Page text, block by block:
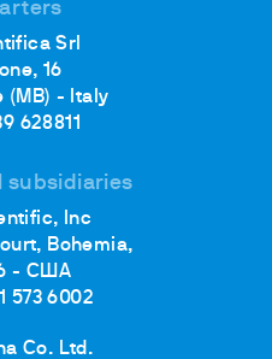
Srl
16
(MB) - Italy
628811
subsidiaries
Inc
Bohemia,
- США
573 6002
Co. Ltd.